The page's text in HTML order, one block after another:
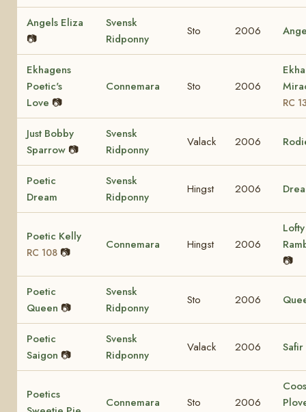
Angels Eliza
📷
Svensk
Ridponny
Sto 2006
Ekhagens
Poetic's
Love 📷
Connemara Sto 2006
RC
Just Bobby
Sparrow 📷
Svensk
Ridponny
Valack 2006
Poetic
Dream
Svensk
Ridponny
Hingst 2006
Poetic Kelly
RC 108 📷
Connemara Hingst 2006
📷
Poetic
Queen 📷
Svensk
Ridponny
Sto 2006
Poetic
Saigon 📷
Svensk
Ridponny
Valack 2006 Safir
Poetics
Connemara Sto 2006